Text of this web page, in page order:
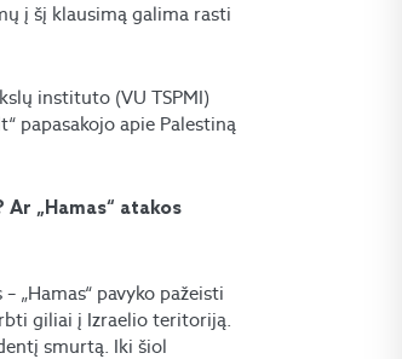
į šį klausimą galima rasti
instituto (VU TSPMI)
papasakojo apie Palestiną
„Hamas“ atakos
„Hamas“ pavyko pažeisti
giliai į Izraelio teritoriją.
smurtą. Iki šiol